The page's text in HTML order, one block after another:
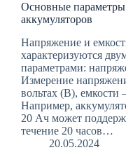
Основные параметры
аккумуляторов
Напряжение и
характеризуются
параметрами:
Измерение
вольтах (В),
Например,
20 Ач может
течение 20 часов…
20.05.2024